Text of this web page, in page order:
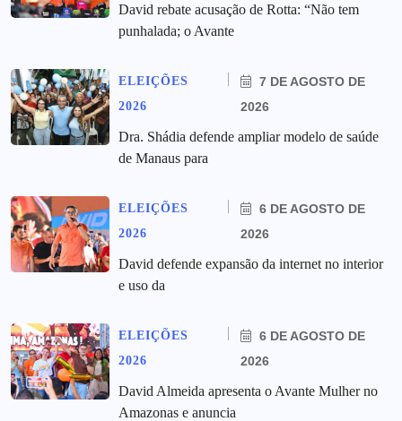
David rebate acusação de Rotta: “Não tem
punhalada; o Avante
ELEIÇÕES
2026
7 DE AGOSTO DE
2026
Dra. Shádia defende ampliar modelo de saúde
de Manaus para
ELEIÇÕES
2026
6 DE AGOSTO DE
2026
David defende expansão da internet no interior
e uso da
ELEIÇÕES
2026
6 DE AGOSTO DE
2026
David Almeida apresenta o Avante Mulher no
Amazonas e anuncia